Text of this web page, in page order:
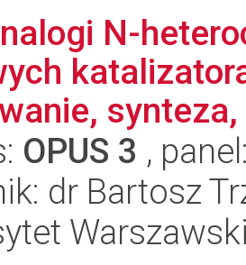
N-
OPUS 3 ,
dr Bartosz